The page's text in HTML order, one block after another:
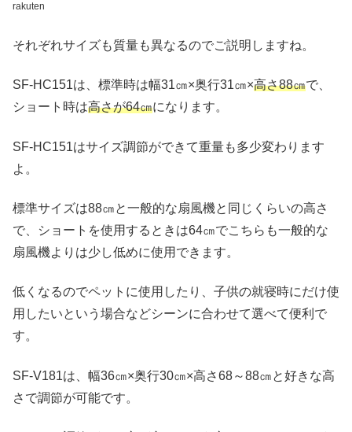
rakuten
それぞれサイズも質量も異なるのでご説明しますね。
SF-HC151は、標準時は幅31㎝×奥行31㎝×高さ88㎝で、
ショート時は高さが64㎝になります。
SF-HC151はサイズ調節ができて重量も多少変わります
よ。
標準サイズは88㎝と一般的な扇風機と同じくらいの高さ
で、ショートを使用するときは64㎝でこちらも一般的な
扇風機よりは少し低めに使用できます。
低くなるのでペットに使用したり、子供の就寝時にだけ使
用したいという場合などシーンに合わせて選べて便利で
す。
SF-V181は、幅36㎝×奥行30㎝×高さ68～88㎝と好きな高
さで調節が可能です。